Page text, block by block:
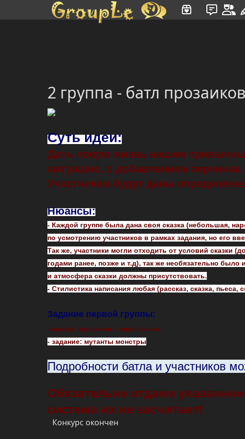
2 группа - батл
Суть идеи:
Дать новую жизнь нашим
ситуацию, с добавлением перчинки.
Участникам будут даны
Нюансы:
- Каждой группе была дана своя сказка (небольшая,
по усмотрению участников в рамках задания, но его
Так же, участники могли отходить от условий
годами ранее, позже и т.д), так же необязательно
и атмосфера сказки должны присутствовать.
- Стилистика написания любая (рассказ, сказка, пьеса,
Задание первой группы:
- сказка: крошечка - хаврошечка
- задание: мутанты монстры
Подробности батла и участников
Обязательно отдаем
система их не засчитает!
Конкурс окончен
Имя пользователя или произведение